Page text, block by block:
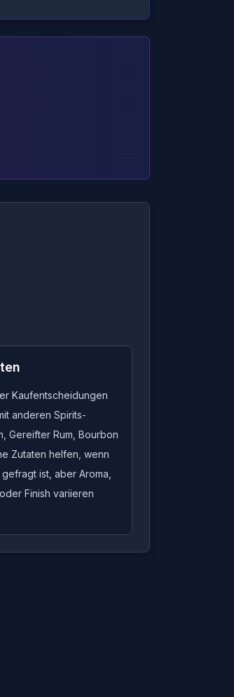
Kaufentscheidungen
anderen Spirits-
Gereifter Rum, Bourbon
Zutaten helfen, wenn
ist, aber Aroma,
Finish variieren